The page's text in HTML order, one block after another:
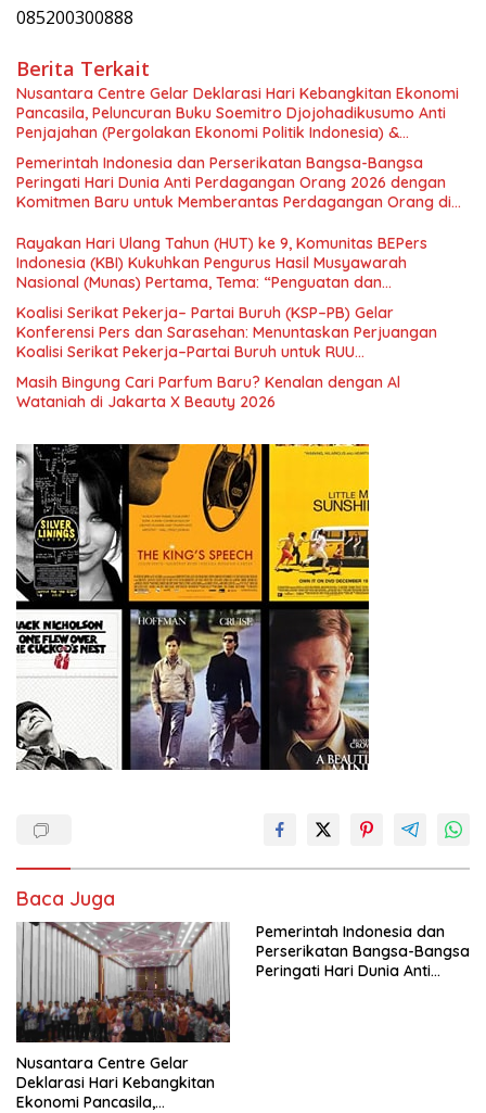
085200300888
Berita Terkait
Nusantara Centre Gelar Deklarasi Hari Kebangkitan Ekonomi
Pancasila, Peluncuran Buku Soemitro Djojohadikusumo Anti
Penjajahan (Pergolakan Ekonomi Politik Indonesia) &
Simposium Nasional “Urgensi Undang-Undang Perekonomian
Nasional dan Kesejahteraan Sosial dalam Menata Bangsa
Menuju Indonesia Emas 2045”,
Pemerintah Indonesia dan Perserikatan Bangsa-Bangsa
Peringati Hari Dunia Anti Perdagangan Orang 2026 dengan
Komitmen Baru untuk Memberantas Perdagangan Orang di
Rayakan Hari Ulang Tahun (HUT) ke 9, Komunitas BEPers
Indonesia (KBI) Kukuhkan Pengurus Hasil Musyawarah
Nasional (Munas) Pertama, Tema: “Penguatan dan
Pengembangan Organisasi KBI yang Berbasis Riset di seluruh
Indonesia dan Mancanegara”.
Koalisi Serikat Pekerja– Partai Buruh (KSP–PB) Gelar
Konferensi Pers dan Sarasehan: Menuntaskan Perjuangan
Koalisi Serikat Pekerja–Partai Buruh untuk RUU
Ketenagakerjaan Baru.
Masih Bingung Cari Parfum Baru? Kenalan dengan Al
Wataniah di Jakarta X Beauty 2026
Baca Juga
Nusantara Centre Gelar
Deklarasi Hari Kebangkitan
Ekonomi Pancasila,
Pemerintah Indonesia dan
Perserikatan Bangsa-Bangsa
Peringati Hari Dunia Anti